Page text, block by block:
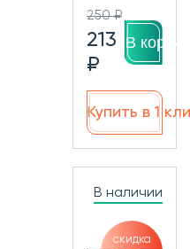
250 ₽
213
₽
В
Купить в 1
В наличии
скидка